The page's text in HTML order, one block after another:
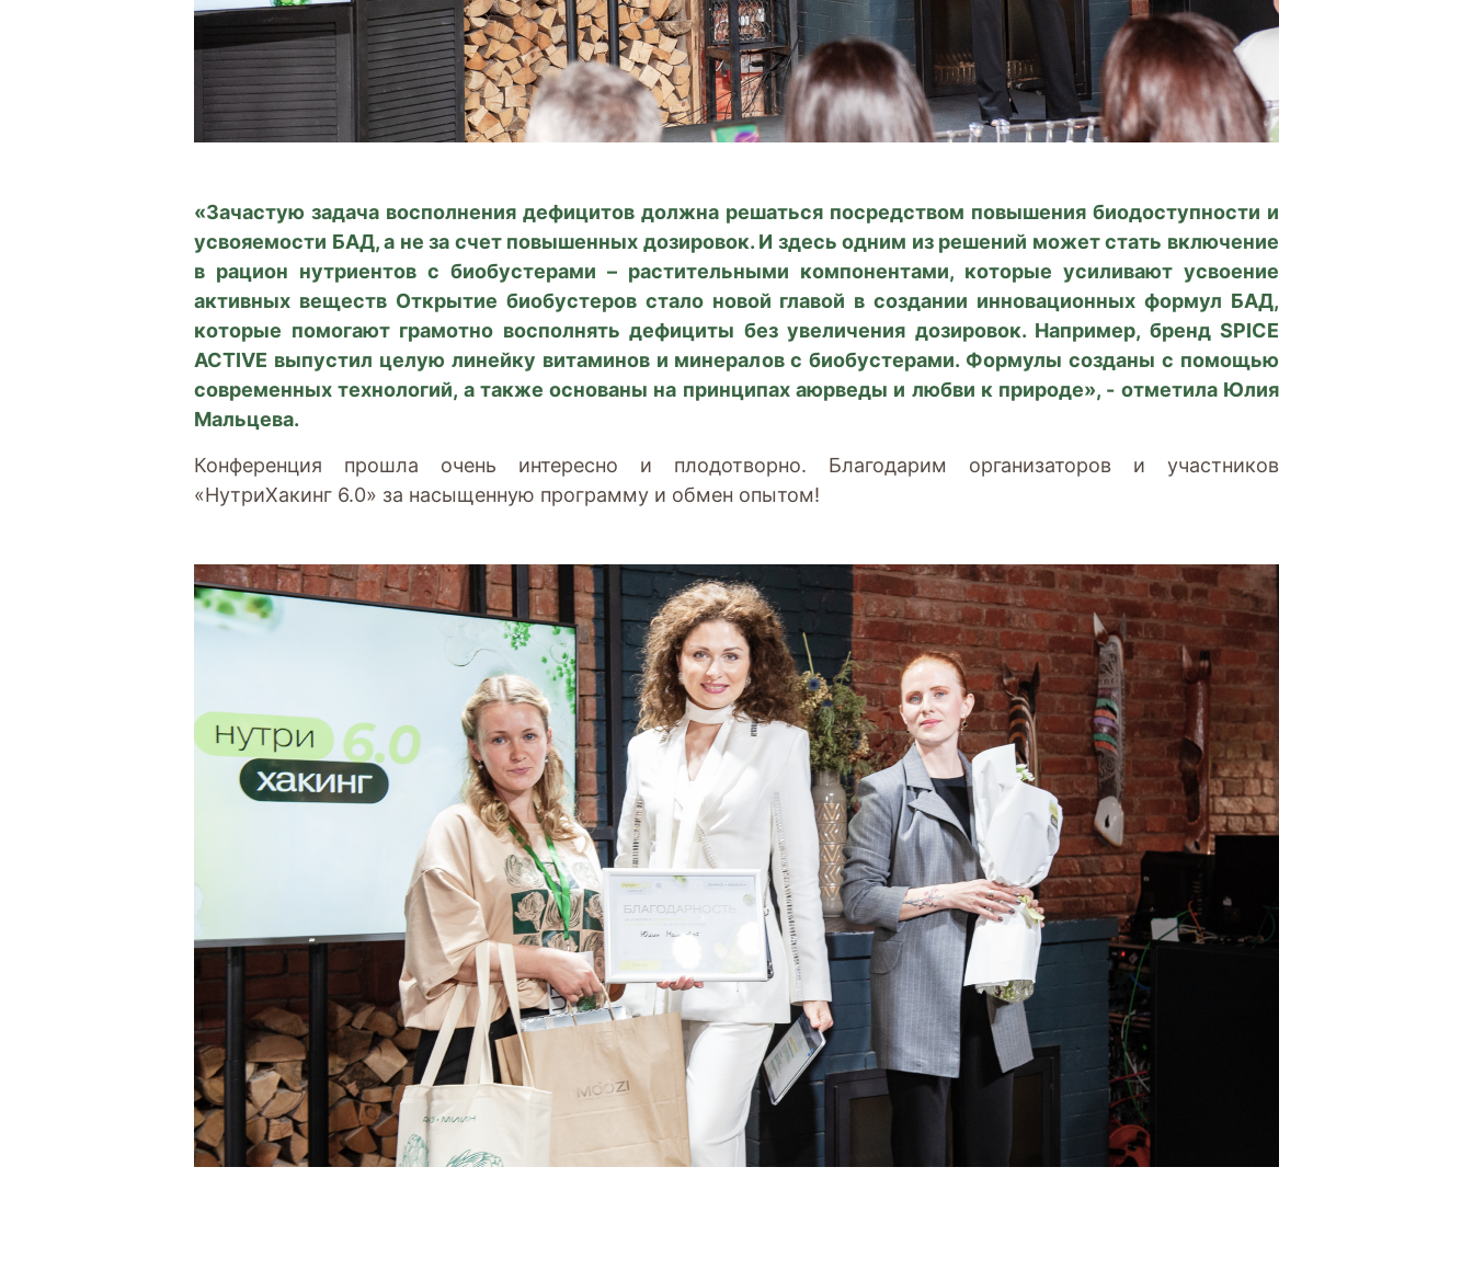
«Зачастую задача восполнения дефицитов должна решаться посредством повышения биодоступности и
усвояемости БАД, а не за счет повышенных дозировок. И здесь одним из решений может стать включение
в рацион нутриентов с биобустерами – растительными компонентами, которые усиливают усвоение
активных веществ Открытие биобустеров стало новой главой в создании инновационных формул БАД,
которые помогают грамотно восполнять дефициты без увеличения дозировок. Например, бренд SPICE
ACTIVE выпустил целую линейку витаминов и минералов с биобустерами. Формулы созданы с помощью
современных технологий, а также основаны на принципах аюрведы и любви к природе», - отметила Юлия
Мальцева.
Конференция прошла очень интересно и плодотворно. Благодарим организаторов и участников
«НутриХакинг 6.0» за насыщенную программу и обмен опытом!